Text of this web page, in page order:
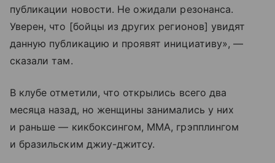
публикации новости. Не ожидали резонанса.
Уверен, что [бойцы из других регионов] увидят
данную публикацию и проявят инициативу», —
сказали там.
В клубе отметили, что открылись всего два
месяца назад, но женщины занимались у них
и раньше — кикбоксингом, ММА, грэпплингом
и бразильским джиу-джитсу.